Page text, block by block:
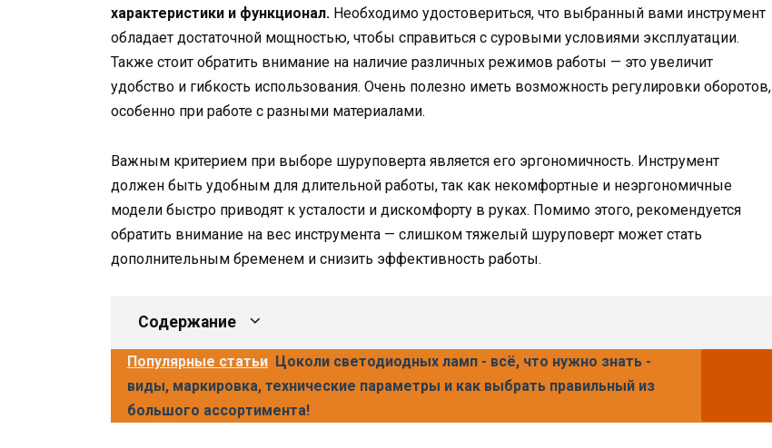
характеристики и функционал. Необходимо удостовериться, что выбранный вами инструмент
обладает достаточной мощностью, чтобы справиться с суровыми условиями эксплуатации.
Также стоит обратить внимание на наличие различных режимов работы — это увеличит
удобство и гибкость использования. Очень полезно иметь возможность регулировки оборотов,
особенно при работе с разными материалами.
Важным критерием при выборе шуруповерта является его эргономичность. Инструмент
должен быть удобным для длительной работы, так как некомфортные и неэргономичные
модели быстро приводят к усталости и дискомфорту в руках. Помимо этого, рекомендуется
обратить внимание на вес инструмента — слишком тяжелый шуруповерт может стать
дополнительным бременем и снизить эффективность работы.
Содержание
Популярные статьи Цоколи светодиодных ламп - всё, что нужно знать -
виды, маркировка, технические параметры и как выбрать правильный из
большого ассортимента!